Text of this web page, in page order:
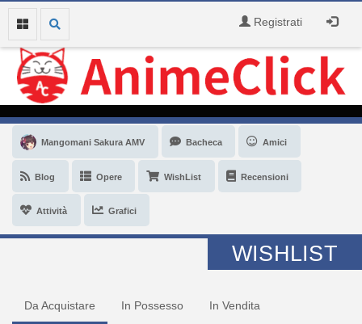
Registrati
Mangomani Sakura AMV Bacheca Amici
Blog Opere WishList Recensioni
Attività Grafici
WISHLIST
Da Acquistare In Possesso In Vendita